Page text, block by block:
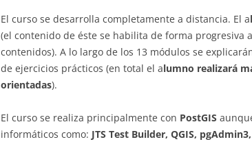
El curso se desarrolla completamente a distancia. El a
(el contenido de éste se habilita de forma progresiva
contenidos). A lo largo de los 13 módulos se
de ejercicios prácticos (en total el alumno realizará
orientadas).
El curso se realiza principalmente con PostGIS
informáticos como: JTS Test Builder, QGIS,